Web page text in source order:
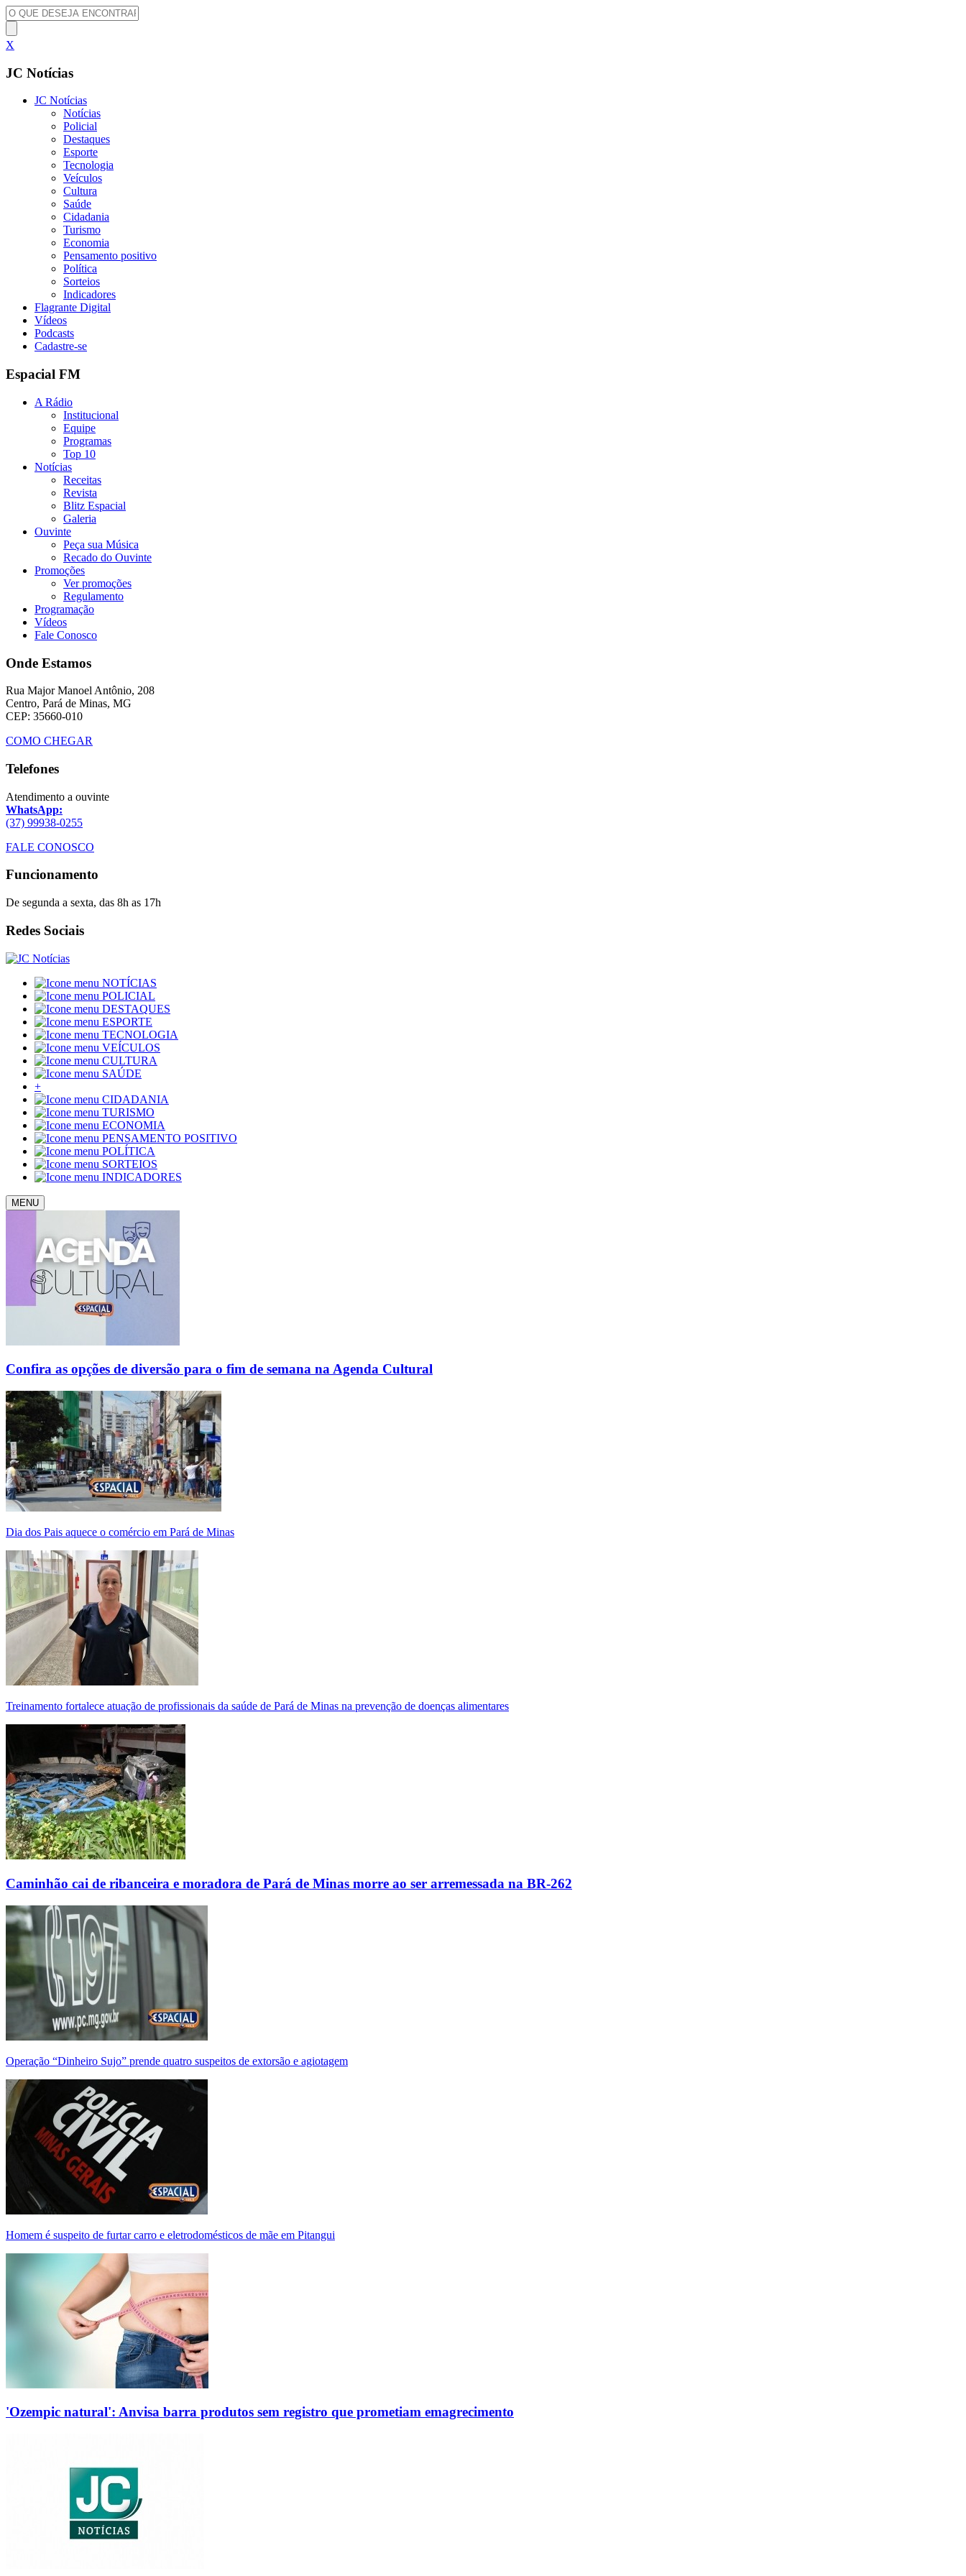
X
JC Notícias
JC Notícias
Notícias
Policial
Destaques
Esporte
Tecnologia
Veículos
Cultura
Saúde
Cidadania
Turismo
Economia
Pensamento positivo
Política
Sorteios
Indicadores
Flagrante Digital
Vídeos
Podcasts
Cadastre-se
Espacial FM
A Rádio
Institucional
Equipe
Programas
Top 10
Notícias
Receitas
Revista
Blitz Espacial
Galeria
Ouvinte
Peça sua Música
Recado do Ouvinte
Promoções
Ver promoções
Regulamento
Programação
Vídeos
Fale Conosco
Onde Estamos
Rua Major Manoel Antônio, 208
Centro, Pará de Minas, MG
CEP: 35660-010
COMO CHEGAR
Telefones
Atendimento a ouvinte
WhatsApp:
(37) 99938-0255
FALE CONOSCO
Funcionamento
De segunda a sexta, das 8h as 17h
Redes Sociais
NOTÍCIAS
POLICIAL
DESTAQUES
ESPORTE
TECNOLOGIA
VEÍCULOS
CULTURA
SAÚDE
+
CIDADANIA
TURISMO
ECONOMIA
PENSAMENTO POSITIVO
POLÍTICA
SORTEIOS
INDICADORES
MENU
Confira as opções de diversão para o fim de semana na Agenda Cultural
Dia dos Pais aquece o comércio em Pará de Minas
Treinamento fortalece atuação de profissionais da saúde de Pará de Minas na prevenção de doenças alimentares
Caminhão cai de ribanceira e moradora de Pará de Minas morre ao ser arremessada na BR-262
Operação “Dinheiro Sujo” prende quatro suspeitos de extorsão e agiotagem
Homem é suspeito de furtar carro e eletrodomésticos de mãe em Pitangui
'Ozempic natural': Anvisa barra produtos sem registro que prometiam emagrecimento